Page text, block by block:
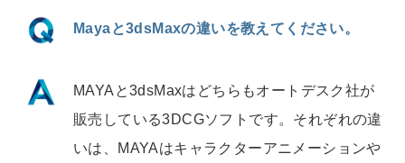
Mayaと3dsMaxの違いを教えてください。
MAYAと3dsMaxはどちらもオートデスク社が
販売している3DCGソフトです。それぞれの違
いは、MAYAはキャラクターアニメーションや